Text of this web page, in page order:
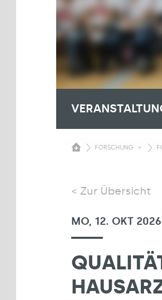
FORSCHUNG
Zur Übersicht
MO, 12. OKT 2026